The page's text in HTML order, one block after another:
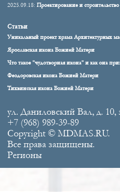
2025.09.18: Проектирование и
Статьи
Уникальный проект храма Архитектурных
Ярославская икона Божией Матери
Что такое "чудотворная икона" и как она
Феодоровская икона Божией Матери
Тихвинская икона Божией Матери
ул. Даниловский Вал, д. 10,
+7 (968) 989-39-89
Copyright © MDMAS.RU.
Все права защищены.
Регионы